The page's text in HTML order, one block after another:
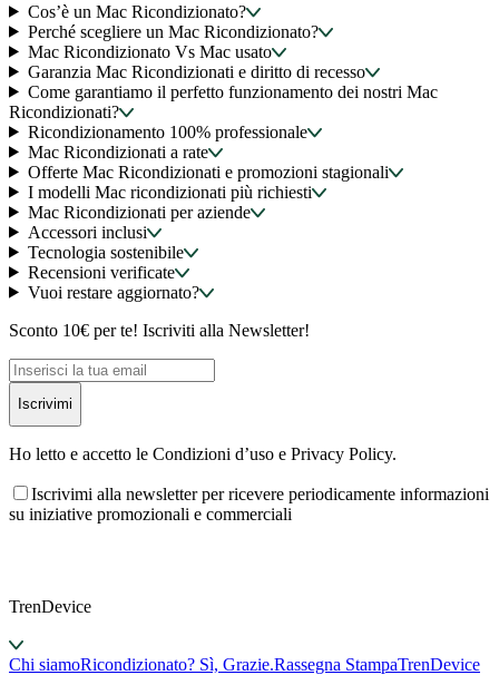
Cos’è un Mac Ricondizionato?
Perché scegliere un Mac Ricondizionato?
Mac Ricondizionato Vs Mac usato
Garanzia Mac Ricondizionati e diritto di recesso
Come garantiamo il perfetto funzionamento dei nostri Mac
Ricondizionati?
Ricondizionamento 100% professionale
Mac Ricondizionati a rate
Offerte Mac Ricondizionati e promozioni stagionali
I modelli Mac ricondizionati più richiesti
Mac Ricondizionati per aziende
Accessori inclusi
Tecnologia sostenibile
Recensioni verificate
Vuoi restare aggiornato?
Sconto 10€ per te! Iscriviti alla Newsletter!
Iscrivimi
Ho letto e accetto le Condizioni d’uso e Privacy Policy.
Iscrivimi alla newsletter per ricevere periodicamente informazioni
su iniziative promozionali e commerciali
TrenDevice
Chi siamoRicondizionato? Sì, Grazie.Rassegna StampaTrenDevice